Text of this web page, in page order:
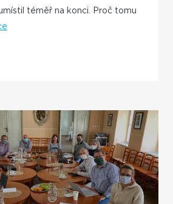
téměř na konci. Proč tomu